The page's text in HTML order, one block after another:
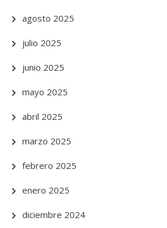
agosto 2025
julio 2025
junio 2025
mayo 2025
abril 2025
marzo 2025
febrero 2025
enero 2025
diciembre 2024